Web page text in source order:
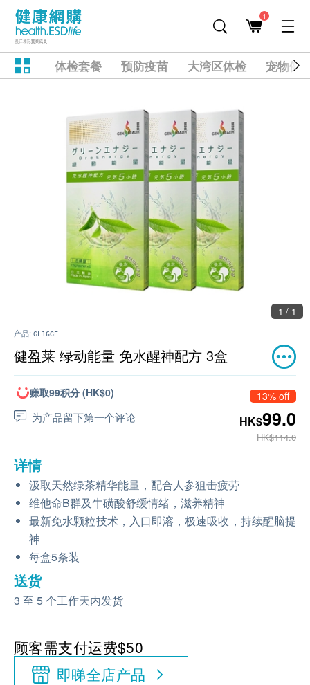
1
体检套餐 预防疫苗 大湾区体检 宠物健
1 / 1
产品: GL16GE
健盈莱 绿动能量 免水醒神配方 3盒
赚取99积分 (HK$0)
为产品留下第一个评论
13% off
HK$99.0
HK$114.0
详情
汲取天然绿茶精华能量，配合人参狙击疲劳
维他命B群及牛磺酸舒缓情绪，滋养精神
最新免水颗粒技术，入口即溶，极速吸收，持续醒脑提
神
每盒5条装
送货
3 至 5 个工作天内发货
顾客需支付运费$50
即睇全店产品